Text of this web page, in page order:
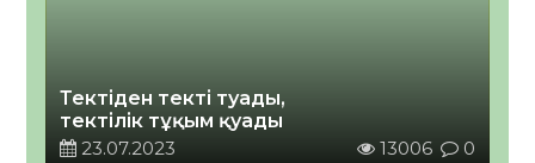
Тектіден текті туады,
тектілік тұқым қуады
23.07.2023
13006 0